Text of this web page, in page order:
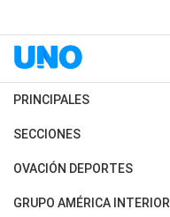
PRINCIPALES
Últimas Noticias
Política
SECCIONES
Horóscopo
Motores
OVACIÓN DEPORTES
Fútbol
GRUPO AMÉRICA INTERIOR